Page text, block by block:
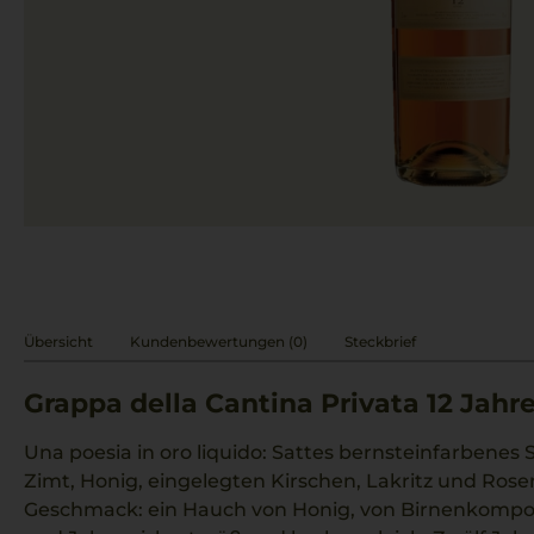
Übersicht Kundenbewertungen (0) Steckbrief
Grappa della Cantina Privata 12
Una poesia in oro liquido: Sattes bernsteinfarbenes
Zimt, Honig, eingelegten Kirschen, Lakritz und
Geschmack: ein Hauch von Honig, von